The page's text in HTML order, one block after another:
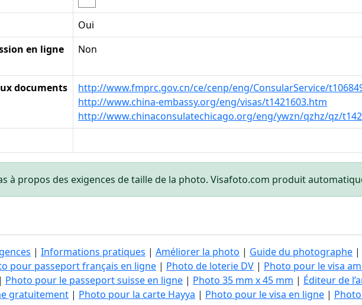
Oui
en ligne
Non
documents
http://www.fmprc.gov.cn/ce/cenp/eng/ConsularService/
http://www.china-embassy.org/eng/visas/t1421603.htm
http://www.chinaconsulatechicago.org/eng/ywzn/qzhz/qz/
à propos des exigences de taille de la photo. Visafoto.com produit
| Informations pratiques | Améliorer la photo | Guide du photographe |
pour passeport français en ligne | Photo de loterie DV | Photo pour le visa
| Photo pour le passeport suisse en ligne | Photo 35 mm x 45 mm | Éditeur de
gratuitement | Photo pour la carte Hayya | Photo pour le visa en ligne |